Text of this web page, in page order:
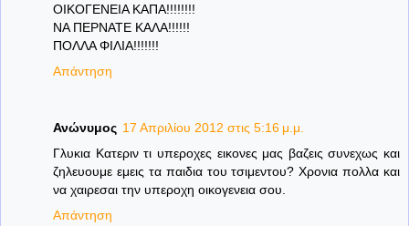
ΟΙΚΟΓΕΝΕΙΑ ΚΑΠΑ!!!!!!!!
ΝΑ ΠΕΡΝΑΤΕ ΚΑΛΑ!!!!!!
ΠΟΛΛΑ ΦΙΛΙΑ!!!!!!!
Απάντηση
Ανώνυμος 17 Απριλίου 2012 στις 5:16 μ.μ.
Γλυκια Κατεριν τι υπεροχες εικονες μας βαζεις συνεχως και
ζηλευουμε εμεις τα παιδια του τσιμεντου? Χρονια πολλα και
να χαιρεσαι την υπεροχη οικογενεια σου.
Απάντηση